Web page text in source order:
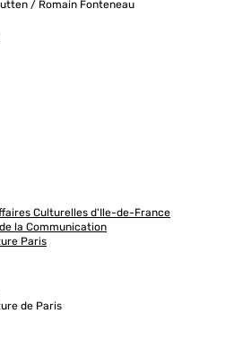
/ Romain Fonteneau
Culturelles d'Ile-de-France
la Communication
Paris
de Paris